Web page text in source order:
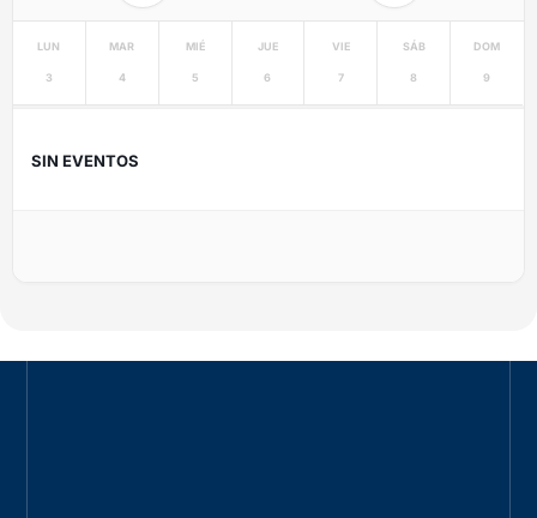
LUN
3
MAR
4
MIÉ
5
JUE
6
VIE
7
SÁB
8
DOM
9
SIN EVENTOS